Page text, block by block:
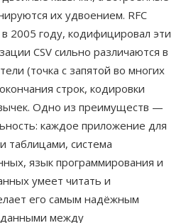
их удвоением. RFC
2005 году, кодифицировал эти
CSV сильно различаются в
(точка с запятой во многих
строк, кодировки
Одно из преимуществ —
каждое приложение для
таблицами, система
язык программирования и
умеет читать и
его самым надёжным
между